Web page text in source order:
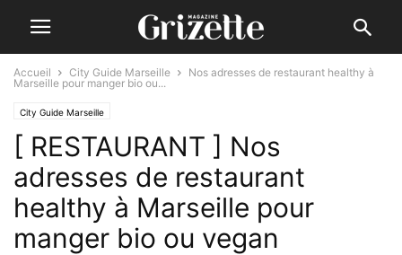
Accueil City Guide Marseille
Nos adresses de restaurant healthy à
Marseille pour manger bio ou...
City Guide Marseille
[ RESTAURANT ] Nos
adresses de restaurant
healthy à Marseille pour
manger bio ou vegan